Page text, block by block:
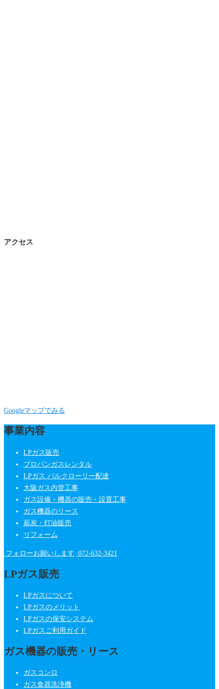
アクセス
Googleマップでみる
事業内容
LPガス販売
プロパンガスレンタル
LPガス バルクローリー配達
大阪ガス内管工事
ガス設備・機器の販売・設置工事
ガス機器のリース
薪炭・灯油販売
リフォーム
フォローお願いします 072-632-3421
LPガス販売
LPガスについて
LPガスのメリット
LPガスの保安システム
LPガスご利用ガイド
ガス機器の販売・リース
ガスコンロ
ガス食器洗浄機